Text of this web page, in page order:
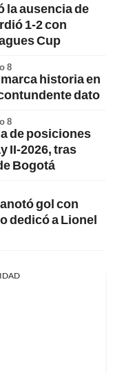
la ausencia de
1-2 con
Cup
8
historia en
dato
8
de posiciones
II-2026, tras
Bogotá
gol con
dedicó a Lionel